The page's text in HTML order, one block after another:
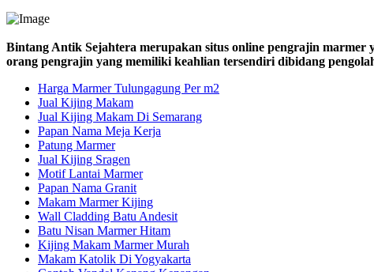
Bintang Antik Sejahtera merupakan situs online pengrajin
orang pengrajin yang memiliki keahlian tersendiri dibidang
Harga Marmer Tulungagung Per m2
Jual Kijing Makam
Jual Kijing Makam Di Semarang
Papan Nama Meja Kerja
Patung Marmer
Jual Kijing Sragen
Motif Lantai Marmer
Papan Nama Granit
Makam Marmer Kijing
Wall Cladding Batu Andesit
Batu Nisan Marmer Hitam
Kijing Makam Marmer Murah
Makam Katolik Di Yogyakarta